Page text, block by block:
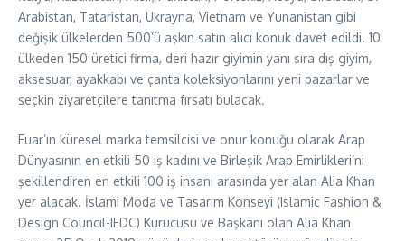
Arabistan, Tataristan, Ukrayna, Vietnam ve Yunanistan gibi
değişik ülkelerden 500’ü aşkın satın alıcı konuk davet edildi. 10
ülkeden 150 üretici firma, deri hazır giyimin yanı sıra dış giyim,
aksesuar, ayakkabı ve çanta koleksiyonlarını yeni pazarlar ve
seçkin ziyaretçilere tanıtma fırsatı bulacak.
Fuar’ın küresel marka temsilcisi ve onur konuğu olarak Arap
Dünyasının en etkili 50 iş kadını ve Birleşik Arap Emirlikleri’ni
şekillendiren en etkili 100 iş insanı arasında yer alan Alia Khan
yer alacak. İslami Moda ve Tasarım Konseyi (Islamic Fashion &
Design Council-IFDC) Kurucusu ve Başkanı olan Alia Khan